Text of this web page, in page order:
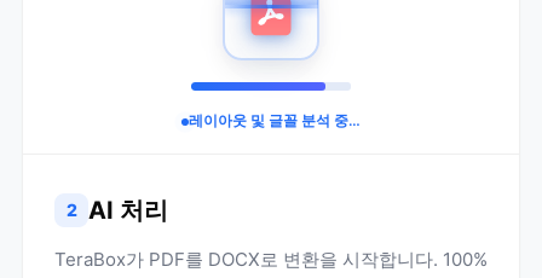
레이아웃 및 글꼴 분석 중…
2 AI 처리
TeraBox가 PDF를 DOCX로 변환을 시작합니다. 100%